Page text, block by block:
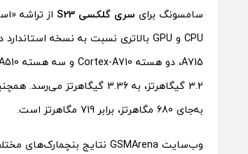
سامسونگ برای سری گلکسی S23
3.2 گیگاهرتز، به 3.36 گیگاهرتز می‌رسد. همچنین فرکانس
به‌جای 680 مگاهرتز، برابر 719 مگاهرتز است.
وب‌سایت GSMArena نتایج بنچمارک‌های مختلف پ